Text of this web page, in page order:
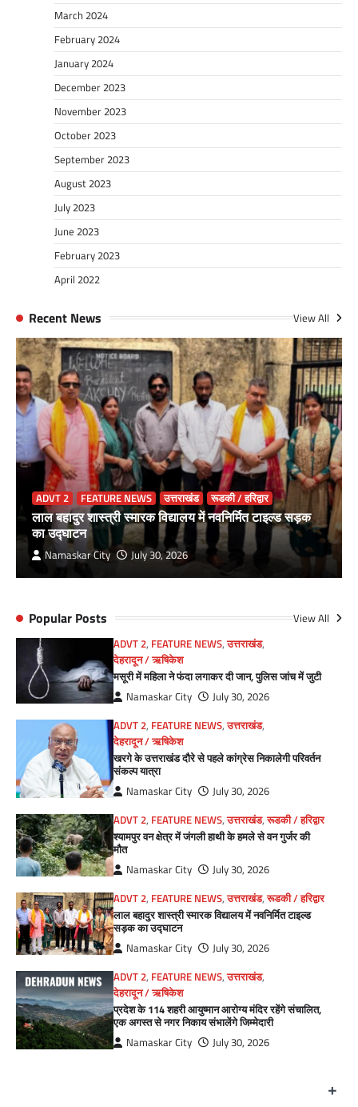
March 2024
February 2024
January 2024
December 2023
November 2023
October 2023
September 2023
August 2023
July 2023
June 2023
February 2023
April 2022
Recent News View All
ADVT 2 FEATURE NEWS उत्तराखंड रूडकी / हरिद्वार
लाल बहादुर शास्त्री स्मारक विद्यालय में नवनिर्मित टाइल्ड सड़क
का उद्घाटन
Namaskar City July 30, 2026
Popular Posts View All
ADVT 2, FEATURE NEWS,उत्तराखंड,
देहरादून / ऋषिकेश
मसूरी में महिला ने फंदा लगाकर दी जान, पुलिस जांच में जुटी
Namaskar City
July 30, 2026
ADVT 2, FEATURE NEWS,उत्तराखंड,
देहरादून / ऋषिकेश
खरगे के उत्तराखंड दौरे से पहले कांग्रेस निकालेगी परिवर्तन
संकल्प यात्रा
Namaskar City
July 30, 2026
ADVT 2, FEATURE NEWS,उत्तराखंड,रूडकी / हरिद्वार
श्यामपुर वन क्षेत्र में जंगली हाथी के हमले से वन गुर्जर की
मौत
Namaskar City
July 30, 2026
ADVT 2, FEATURE NEWS,उत्तराखंड,रूडकी / हरिद्वार
लाल बहादुर शास्त्री स्मारक विद्यालय में नवनिर्मित टाइल्ड
सड़क का उद्घाटन
Namaskar City
July 30, 2026
ADVT 2, FEATURE NEWS,उत्तराखंड,
देहरादून / ऋषिकेश
प्रदेश के 114 शहरी आयुष्मान आरोग्य मंदिर रहेंगे संचालित,
एक अगस्त से नगर निकाय संभालेंगे जिम्मेदारी
Namaskar City July 30, 2026
+